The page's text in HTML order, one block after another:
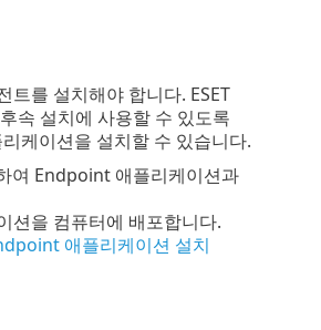
를 설치해야 합니다. ESET
속 설치에 사용할 수 있도록
케이션을 설치할 수 있습니다.
여 Endpoint 애플리케이션과
션을 컴퓨터에 배포합니다.
애플리케이션 설치